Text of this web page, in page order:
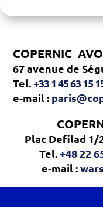
COPERNIC
67 avenue de
Tel.+33 1 45 63 15
e-mail :
Plac Defilad 1/
Tel.+48 22
e-mail :